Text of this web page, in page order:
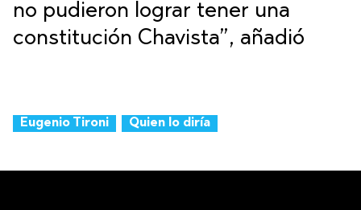
no pudieron lograr tener una
constitución Chavista”, añadió
Eugenio Tironi Quien lo diría